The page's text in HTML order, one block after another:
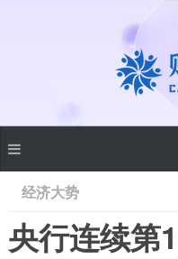
经济大势
央行连续第